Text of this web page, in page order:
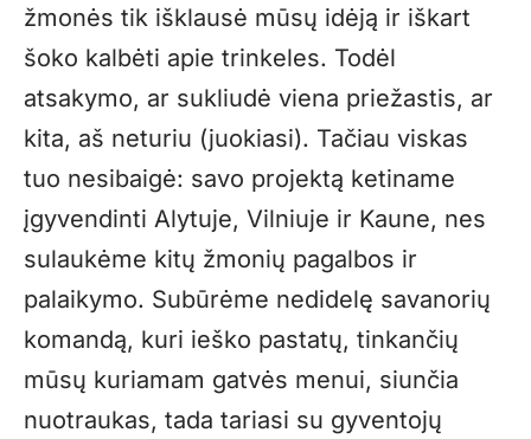
žmonės tik išklausė mūsų idėją ir iškart
šoko kalbėti apie trinkeles. Todėl
atsakymo, ar sukliudė viena priežastis, ar
kita, aš neturiu (juokiasi). Tačiau viskas
tuo nesibaigė: savo projektą ketiname
įgyvendinti Alytuje, Vilniuje ir Kaune, nes
sulaukėme kitų žmonių pagalbos ir
palaikymo. Subūrėme nedidelę savanorių
komandą, kuri ieško pastatų, tinkančių
mūsų kuriamam gatvės menui, siunčia
nuotraukas, tada tariasi su gyventojų